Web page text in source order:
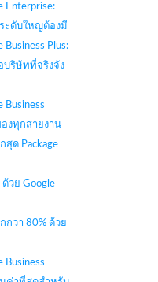
Enterprise:
ะดับใหญ่ต้องมี
Business Plus:
ริษัทที่จริงจัง
Business
องทุกสายงาน
สุด Package
ด้วย Google
กว่า 80% ด้วย
Business